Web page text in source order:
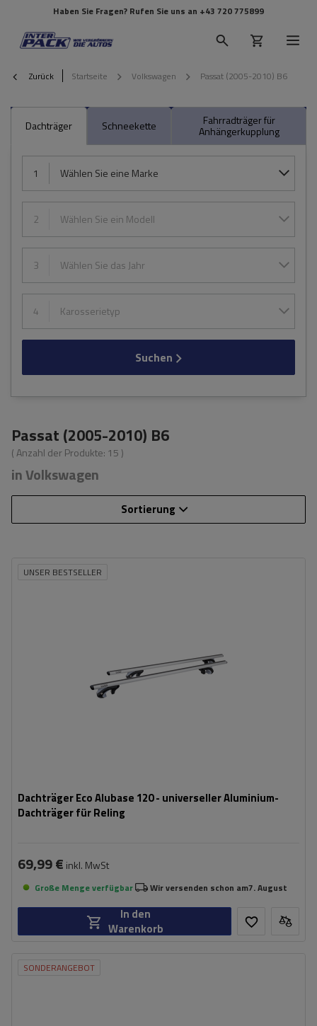
Haben Sie Fragen? Rufen Sie uns an +43 720 775899
Zurück Startseite Volkswagen Passat (2005-2010) B6
Dachträger Schneekette Fahrradträger für
Anhängerkupplung
1 Wählen Sie eine Marke
2 Wählen Sie ein Modell
3 Wählen Sie das Jahr
4 Karosserietyp
Suchen
Passat (2005-2010) B6
( Anzahl der Produkte: 15 )
in Volkswagen
Sortierung
UNSER BESTSELLER
Dachträger Eco Alubase 120 - universeller Aluminium-
Dachträger für Reling
69,99 € inkl. MwSt
Große Menge verfügbar Wir versenden schon am7. August
In den
Warenkorb
SONDERANGEBOT